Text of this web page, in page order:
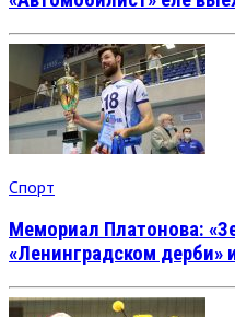
Спорт
Мемориал Платонова:
«Ленинградском дерби»